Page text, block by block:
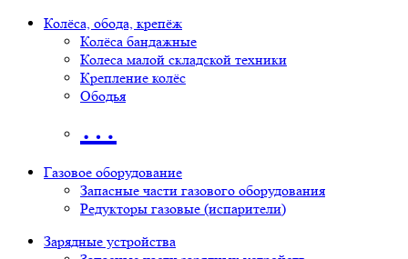
Колёса, обода, крепёж
Колёса бандажные
Колеса малой складской техники
Крепление колёс
Ободья
…
Газовое оборудование
Запасные части газового оборудования
Редукторы газовые (испарители)
Зарядные устройства